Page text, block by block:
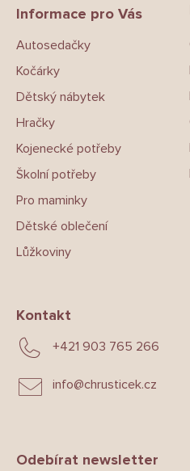
Informace pro Vás
Autosedačky
Kočárky
Dětský nábytek
Hračky
Kojenecké potřeby
Školní potřeby
Pro maminky
Dětské oblečení
Lůžkoviny
Kontakt
info@chrusticek.cz
+421 903 765 266
Odebírat newsletter